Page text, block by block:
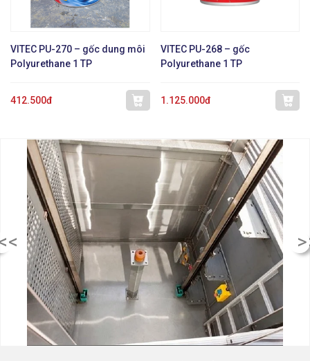
VITEC PU-270 – gốc dung môi
Polyurethane 1 TP
412.500đ
VITEC PU-268 – gốc
Polyurethane 1 TP
1.125.000đ